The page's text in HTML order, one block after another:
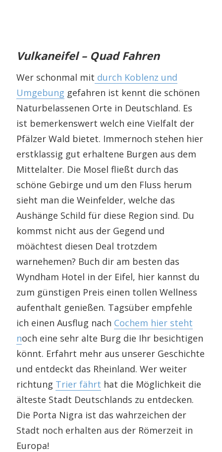
Vulkaneifel – Quad Fahren
Wer schonmal mit durch Koblenz und
Umgebung gefahren ist kennt die schönen
Naturbelassenen Orte in Deutschland. Es
ist bemerkenswert welch eine Vielfalt der
Pfälzer Wald bietet. Immernoch stehen hier
erstklassig gut erhaltene Burgen aus dem
Mittelalter. Die Mosel fließt durch das
schöne Gebirge und um den Fluss herum
sieht man die Weinfelder, welche das
Aushänge Schild für diese Region sind. Du
kommst nicht aus der Gegend und
möächtest diesen Deal trotzdem
warnehemen? Buch dir am besten das
Wyndham Hotel in der Eifel, hier kannst du
zum günstigen Preis einen tollen Wellness
aufenthalt genießen. Tagsüber empfehle
ich einen Ausflug nach Cochem hier steht
noch eine sehr alte Burg die Ihr besichtigen
könnt. Erfahrt mehr aus unserer Geschichte
und entdeckt das Rheinland. Wer weiter
richtung Trier fährt hat die Möglichkeit die
älteste Stadt Deutschlands zu entdecken.
Die Porta Nigra ist das wahrzeichen der
Stadt noch erhalten aus der Römerzeit in
Europa!